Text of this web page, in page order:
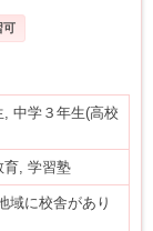
可
中学３年生(高校
育, 学習塾
域に校舎があり